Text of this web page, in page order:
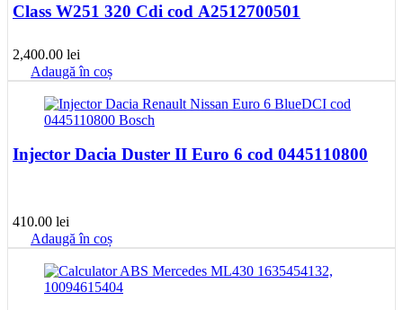
Class W251 320 Cdi cod A2512700501
2,400.00 lei
Adaugă în coș
Injector Dacia Duster II Euro 6 cod 0445110800
410.00 lei
Adaugă în coș